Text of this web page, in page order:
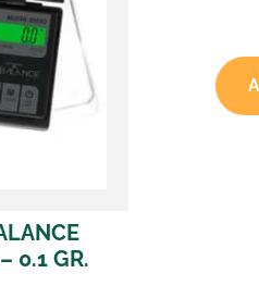
14,91
Añadir al carrito